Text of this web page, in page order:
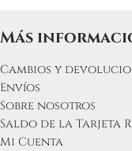
Más
Cambios y
Envíos
Sobre nosotros
Saldo de la Tarjeta
Mi Cuenta